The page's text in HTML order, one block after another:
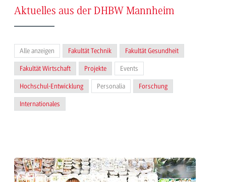
Aktuelles aus der DHBW Mannheim
Alle anzeigen Fakultät Technik Fakultät Gesundheit
Fakultät Wirtschaft Projekte Events
Hochschul-Entwicklung Personalia Forschung
Internationales